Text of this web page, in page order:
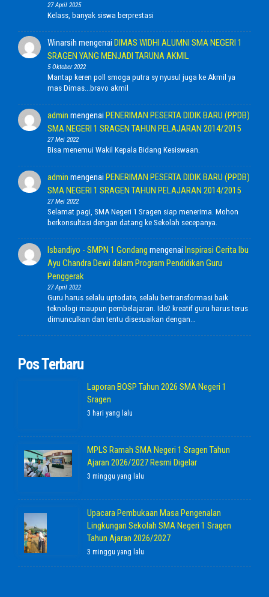
27 April 2025
Kelass, banyak siswa berprestasi
Winarsih mengenai DIMAS WIDHI ALUMNI SMA NEGERI 1
SRAGEN YANG MENJADI TARUNA AKMIL
5 Oktober 2022
Mantap keren poll smoga putra sy nyusul juga ke Akmil ya
mas Dimas...bravo akmil
admin mengenai PENERIMAN PESERTA DIDIK BARU (PPDB)
SMA NEGERI 1 SRAGEN TAHUN PELAJARAN 2014/2015
27 Mei 2022
Bisa menemui Wakil Kepala Bidang Kesiswaan.
admin mengenai PENERIMAN PESERTA DIDIK BARU (PPDB)
SMA NEGERI 1 SRAGEN TAHUN PELAJARAN 2014/2015
27 Mei 2022
Selamat pagi, SMA Negeri 1 Sragen siap menerima. Mohon
berkonsultasi dengan datang ke Sekolah secepanya.
Isbandiyo - SMPN 1 Gondang mengenai Inspirasi Cerita Ibu
Ayu Chandra Dewi dalam Program Pendidikan Guru
Penggerak
27 April 2022
Guru harus selalu uptodate, selalu bertransformasi baik
teknologi maupun pembelajaran. Ide2 kreatif guru harus terus
dimunculkan dan tentu disesuaikan dengan…
Pos Terbaru
Laporan BOSP Tahun 2026 SMA Negeri 1
Sragen
3 hari yang lalu
MPLS Ramah SMA Negeri 1 Sragen Tahun
Ajaran 2026/2027 Resmi Digelar
3 minggu yang lalu
Upacara Pembukaan Masa Pengenalan
Lingkungan Sekolah SMA Negeri 1 Sragen
Tahun Ajaran 2026/2027
3 minggu yang lalu